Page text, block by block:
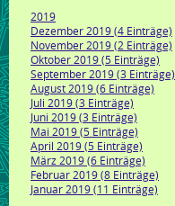
2019
Dezember 2019 (4 Einträge)
November 2019 (2 Einträge)
Oktober 2019 (5 Einträge)
September 2019 (3 Einträge)
August 2019 (6 Einträge)
Juli 2019 (3 Einträge)
Juni 2019 (3 Einträge)
Mai 2019 (5 Einträge)
April 2019 (5 Einträge)
März 2019 (6 Einträge)
Februar 2019 (8 Einträge)
Januar 2019 (11 Einträge)